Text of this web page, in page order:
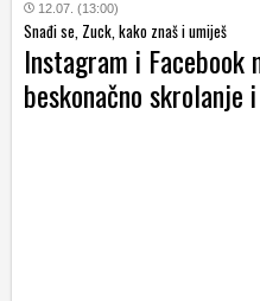
12.07. (13:00)
Snađi se, Zuck, kako znaš i umiješ
Instagram i
beskonačno skrolanje